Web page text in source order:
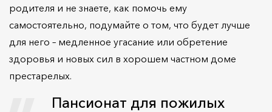
родителя и не знаете, как помочь ему
самостоятельно, подумайте о том, что будет лучше
для него – медленное угасание или обретение
здоровья и новых сил в хорошем частном доме
престарелых.
Пансионат для пожилых